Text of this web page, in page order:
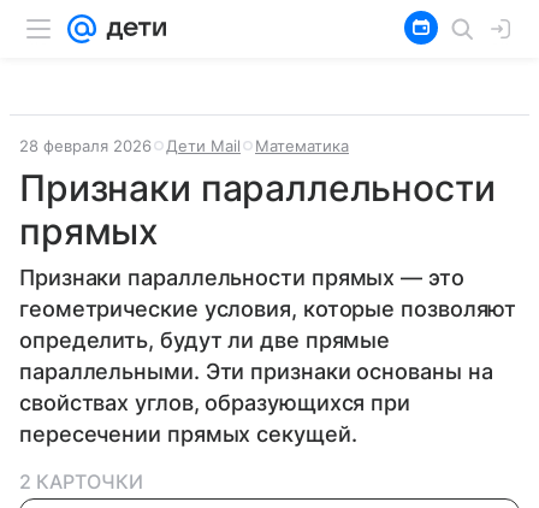
28 февраля 2026 Дети Mail Математика
Признаки параллельности
прямых
Признаки параллельности прямых — это
геометрические условия, которые позволяют
определить, будут ли две прямые
параллельными. Эти признаки основаны на
свойствах углов, образующихся при
пересечении прямых секущей.
2 КАРТОЧКИ